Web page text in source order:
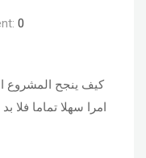
0
كيف ينجح المشروع
امرا سهلا تماما فلا